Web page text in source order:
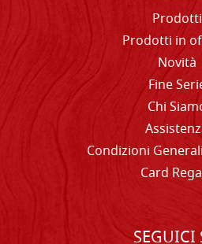
Prodotti
Prodotti in
Novità
Fine
Chi
Condizioni
Card
SEGUICI